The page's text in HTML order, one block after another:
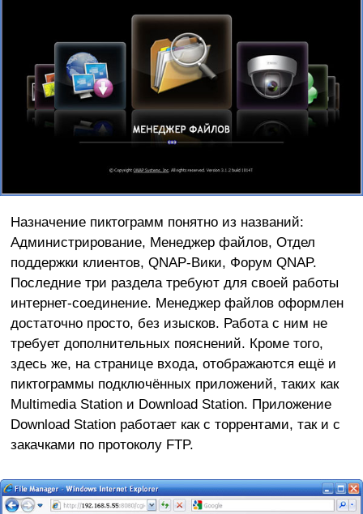
Назначение пиктограмм понятно из названий:
Администрирование, Менеджер файлов, Отдел
поддержки клиентов, QNAP-Вики, Форум QNAP.
Последние три раздела требуют для своей работы
интернет-соединение. Менеджер файлов оформлен
достаточно просто, без изысков. Работа с ним не
требует дополнительных пояснений. Кроме того,
здесь же, на странице входа, отображаются ещё и
пиктограммы подключённых приложений, таких как
Multimedia Station и Download Station. Приложение
Download Station работает как с торрентами, так и с
закачками по протоколу FTP.